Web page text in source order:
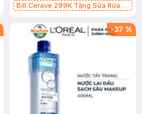
Bill Cerave 299K Tặng Sữa Rửa
-37 %